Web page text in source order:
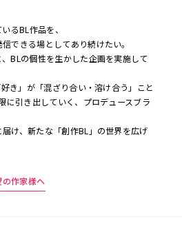
るBL作品を、
できる場としてあり続けたい。
BLの個性を生かした企画を実施して
き」が「混ざり合い・溶け合う」こと
に引き出していく、プロデュースブラ
け、新たな「創作BL」の世界を広げ
作家様へ